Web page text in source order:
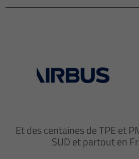
Et des centaines de TPE et
SUD et partout en